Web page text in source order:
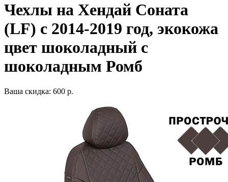
Чехлы на Хендай Соната
(LF) с 2014-2019 год, экокожа
цвет шоколадный с
шоколадным Ромб
Ваша скидка: 600 р.